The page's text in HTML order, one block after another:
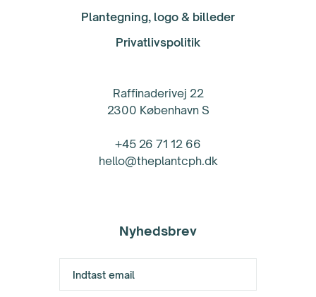
Plantegning, logo & billeder
Privatlivspolitik
Raffinaderivej 22
2300 København S
+45 26 71 12 66
hello@theplantcph.dk
Nyhedsbrev